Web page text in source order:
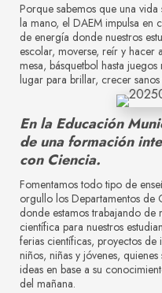
Porque sabemos que una
la mano, el DAEM impulsa en
de energía donde nuestros
escolar, moverse, reír y hacer
mesa, básquetbol hasta
lugar para brillar, crecer sanos
En la Educación
de una formación
con Ciencia.
Fomentamos todo tipo de
orgullo los Departamentos de
donde estamos trabajando de
científica para nuestros
ferias científicas, proyectos
niños, niñas y jóvenes,
ideas en base a su
del mañana.